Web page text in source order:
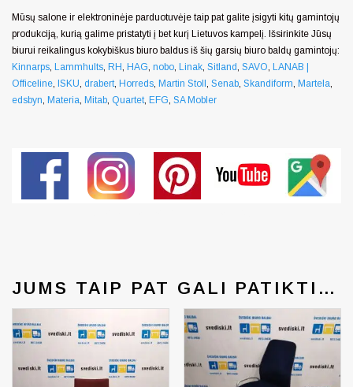
Mūsų salone ir elektroninėje parduotuvėje taip pat galite įsigyti kitų gamintojų
produkciją, kurią galime pristatyti į bet kurį Lietuvos kampelį. Išsirinkite Jūsų
biurui reikalingus kokybiškus biuro baldus iš šių garsių biuro baldų gamintojų:
Kinnarps, Lammhults, RH, HAG, nobo, Linak, Sitland, SAVO, LANAB |
Officeline, ISKU, drabert, Horreds, Martin Stoll, Senab, Skandiform, Martela,
edsbyn, Materia, Mitab, Quartet, EFG, SA Mobler
JUMS TAIP PAT GALI PATIKTI…